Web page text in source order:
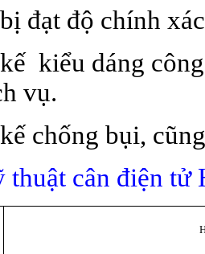
độ chính xác
dáng công
vụ.
bụi, cũng
thuật cân điện